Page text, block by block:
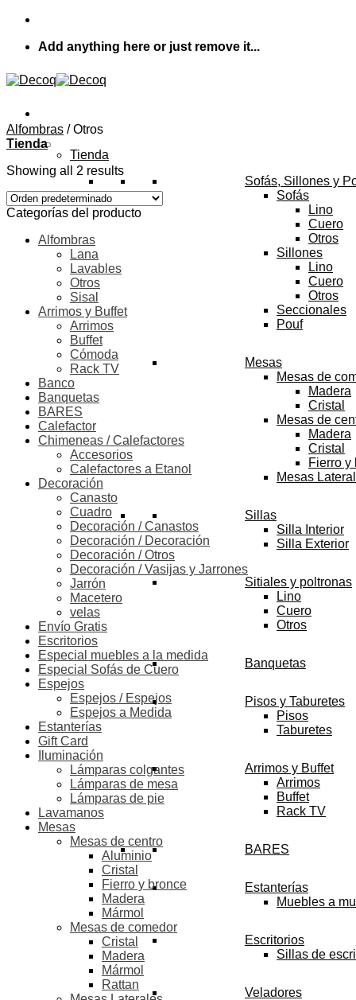
Skip
contentAdd anything here or just remove it...
Tienda
Sofás, Sillones y
Sofás
Lino
Cuero
Otros
Sillones
Lino
Cuero
Otros
Seccionales
Pouf
Mesas
Mesas de
Madera
Cristal
Mesas de
Madera
Cristal
Fierro y
Mesas
Sillas
Silla Interior
Silla Exterior
Sitiales y poltronas
Lino
Cuero
Otros
Banquetas
Pisos y Taburetes
Pisos
Taburetes
Arrimos y Buffet
Arrimos
Buffet
Rack TV
BARES
Estanterías
Muebles a
Escritorios
Sillas de
Veladores
Alfombras /Otros
Tienda
Showing all 2 results
Categorías del producto
Alfombras
Lana
Lavables
Otros
Sisal
Arrimos y Buffet
Arrimos
Buffet
Cómoda
Rack TV
Banco
Banquetas
BARES
Calefactor
Chimeneas / Calefactores
Accesorios
Calefactores a Etanol
Decoración
Canasto
Cuadro
Decoración / Canastos
Decoración / Decoración
Decoración / Otros
Decoración / Vasijas y Jarrones
Jarrón
Macetero
velas
Envío Gratis
Escritorios
Especial muebles a la medida
Especial Sofás de Cuero
Espejos
Espejos / Espejos
Espejos a Medida
Estanterías
Gift Card
Iluminación
Lámparas colgantes
Lámparas de mesa
Lámparas de pie
Lavamanos
Mesas
Mesas de centro
Aluminio
Cristal
Fierro y bronce
Madera
Mármol
Mesas de comedor
Cristal
Madera
Mármol
Rattan